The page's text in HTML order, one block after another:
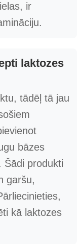
ir
laktozes
tādēļ tā jau
bāzes
Šādi produkti
garšu,
kā laktozes